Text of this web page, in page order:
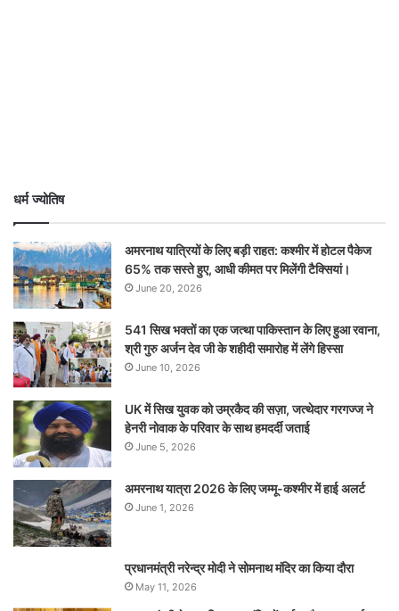
धर्म ज्योतिष
अमरनाथ यात्रियों के लिए बड़ी राहत: कश्मीर में होटल पैकेज
65% तक सस्ते हुए, आधी कीमत पर मिलेंगी टैक्सियां।
June 20, 2026
541 सिख भक्तों का एक जत्था पाकिस्तान के लिए हुआ रवाना,
श्री गुरु अर्जन देव जी के शहीदी समारोह में लेंगे हिस्सा
June 10, 2026
UK में सिख युवक को उम्रकैद की सज़ा, जत्थेदार गरगज्ज ने
हेनरी नोवाक के परिवार के साथ हमदर्दी जताई
June 5, 2026
अमरनाथ यात्रा 2026 के लिए जम्मू-कश्मीर में हाई अलर्ट
June 1, 2026
प्रधानमंत्री नरेन्‍द्र मोदी ने सोमनाथ मंदिर का किया दौरा
May 11, 2026